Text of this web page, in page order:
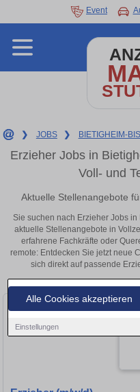
Alle Cookies akzeptieren
Einstellungen
Event
❯ JOBS ❯ BIETIGHEIM-
Erzieher Jobs in
Voll- und
Aktuelle Stellenangebote
Sie suchen nach Erzieher Jobs
aktuelle Stellenangebote in
erfahrene Fachkräfte oder
remote: Entdecken Sie jetzt neue
sich direkt auf passende